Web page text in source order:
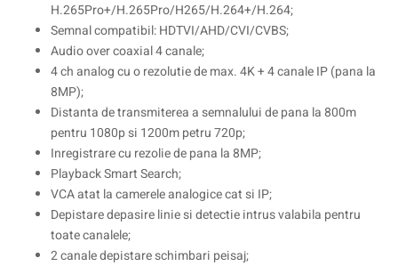
H.265Pro+/H.265Pro/H265/H.264+/H.264;
Semnal compatibil: HDTVI/AHD/CVI/CVBS;
Audio over coaxial 4 canale;
4 ch analog cu o rezolutie de max. 4K + 4 canale IP (pana la
8MP);
Distanta de transmiterea a semnalului de pana la 800m
pentru 1080p si 1200m petru 720p;
Inregistrare cu rezolie de pana la 8MP;
Playback Smart Search;
VCA atat la camerele analogice cat si IP;
Depistare depasire linie si detectie intrus valabila pentru
toate canalele;
2 canale depistare schimbari peisaj;